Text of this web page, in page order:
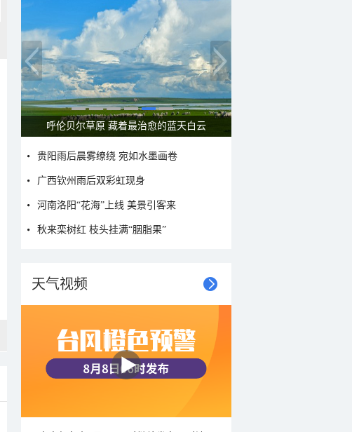
呼伦贝尔草原 藏着最治愈的蓝天白云
贵阳雨后晨雾缭绕 宛如水墨画卷
广西钦州雨后双彩虹现身
河南洛阳“花海”上线 美景引客来
秋来栾树红 枝头挂满“胭脂果”
天气视频